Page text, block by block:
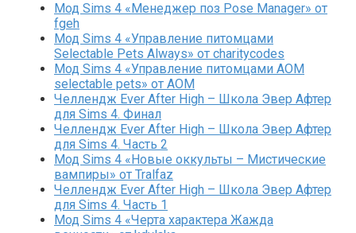
Мод Sims 4 «Менеджер поз Pose Manager» от
fgeh
Мод Sims 4 «Управление питомцами
Selectable Pets Always» от charitycodes
Мод Sims 4 «Управление питомцами AOM
selectable pets» от AOM
Челлендж Ever After High – Школа Эвер Афтер
для Sims 4. Финал
Челлендж Ever After High – Школа Эвер Афтер
для Sims 4. Часть 2
Мод Sims 4 «Новые оккульты – Мистические
вампиры» от Tralfaz
Челлендж Ever After High – Школа Эвер Афтер
для Sims 4. Часть 1
Мод Sims 4 «Черта характера Жажда